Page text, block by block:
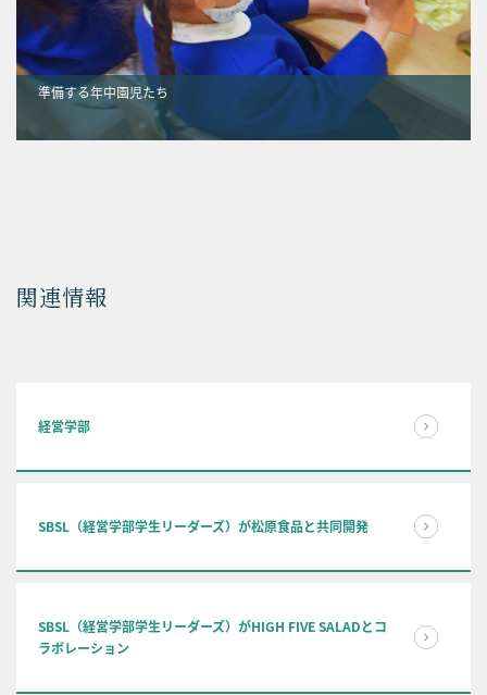
準備する年中園児たち
関連情報
経営学部
SBSL（経営学部学生リーダーズ）が松原食品と共同開発
SBSL（経営学部学生リーダーズ）がHIGH FIVE SALADとコ
ラボレーション